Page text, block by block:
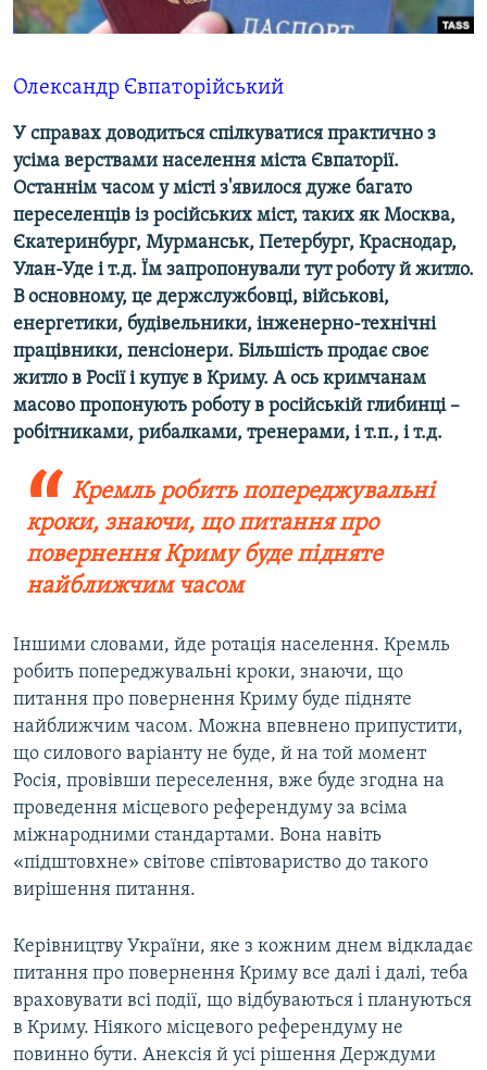
ВІДЕОУРОКИ «ELIFBE»
УКРАЇНСЬКА ПРОБЛЕМА КРИМУ
ІНФОГРАФІКА
Русский
Qırımtatar
ДОЛУЧАЙСЯ!
Усі сайти RFE/RL
Олександр Євпаторійський
У справах доводиться спілкуватися практично з
усіма верствами населення міста Євпаторії.
Останнім часом у місті з'явилося дуже багато
переселенців із російських міст, таких як Москва,
Єкатеринбург, Мурманськ, Петербург, Краснодар,
Улан-Уде і т.д. Їм запропонували тут роботу й житло.
В основному, це держслужбовці, військові,
енергетики, будівельники, інженерно-технічні
працівники, пенсіонери. Більшість продає своє
житло в Росії і купує в Криму. А ось кримчанам
масово пропонують роботу в російській глибинці –
робітниками, рибалками, тренерами, і т.п., і т.д.
Кремль робить попереджувальні
кроки, знаючи, що питання про
повернення Криму буде підняте
найближчим часом
Іншими словами, йде ротація населення. Кремль
робить попереджувальні кроки, знаючи, що
питання про повернення Криму буде підняте
найближчим часом. Можна впевнено припустити,
що силового варіанту не буде, й на той момент
Росія, провівши переселення, вже буде згодна на
проведення місцевого референдуму за всіма
міжнародними стандартами. Вона навіть
«підштовхне» світове співтовариство до такого
вирішення питання.
Керівництву України, яке з кожним днем відкладає
питання про повернення Криму все далі і далі, теба
враховувати всі події, що відбуваються і плануються
в Криму. Ніякого місцевого референдуму не
повинно бути. Анексія й усі рішення Держдуми